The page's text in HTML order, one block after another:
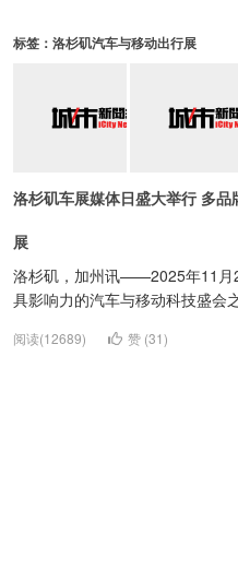
标签：洛杉矶汽车与移动出行展
洛杉矶车展媒体日盛大举行 多
展
洛杉矶，加州讯——2025年11月
具影响力的汽车与移动科技盛会
阅读(12689) 赞 (31)